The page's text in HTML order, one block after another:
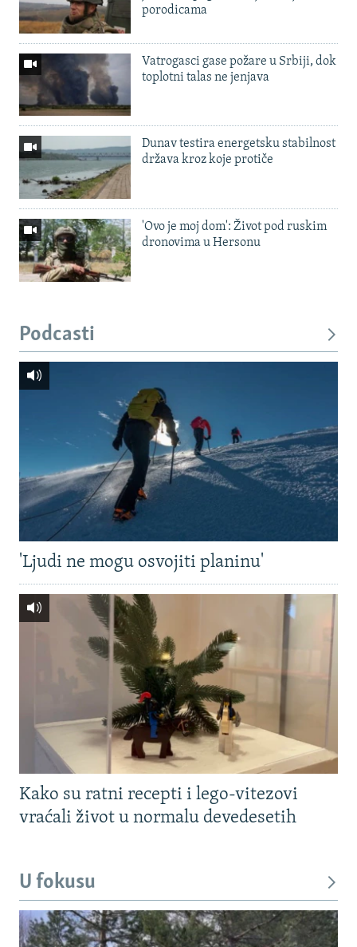
porodicama
Vatrogasci gase požare u Srbiji, dok
toplotni talas ne jenjava
Dunav testira energetsku stabilnost
država kroz koje protiče
'Ovo je moj dom': Život pod ruskim
dronovima u Hersonu
Podcasti
'Ljudi ne mogu osvojiti planinu'
Kako su ratni recepti i lego-vitezovi
vraćali život u normalu devedesetih
U fokusu